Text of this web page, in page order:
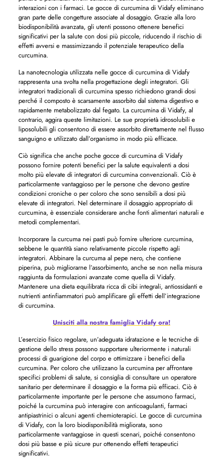
interazioni con i farmaci. Le gocce di curcumina di Vidafy eliminano
gran parte delle congetture associate al dosaggio. Grazie alla loro
biodisponibilità avanzata, gli utenti possono ottenere benefici
significativi per la salute con dosi più piccole, riducendo il rischio di
effetti avversi e massimizzando il potenziale terapeutico della
curcumina.
La nanotecnologia utilizzata nelle gocce di curcumina di Vidafy
rappresenta una svolta nella progettazione degli integratori. Gli
integratori tradizionali di curcumina spesso richiedono grandi dosi
perché il composto è scarsamente assorbito dal sistema digestivo e
rapidamente metabolizzato dal fegato. La curcumina di Vidafy, al
contrario, aggira queste limitazioni. Le sue proprietà idrosolubili e
liposolubili gli consentono di essere assorbito direttamente nel flusso
sanguigno e utilizzato dall’organismo in modo più efficace.
Ciò significa che anche poche gocce di curcumina di Vidafy
possono fornire potenti benefici per la salute equivalenti a dosi
molto più elevate di integratori di curcumina convenzionali. Ciò è
particolarmente vantaggioso per le persone che devono gestire
condizioni croniche o per coloro che sono sensibili a dosi più
elevate di integratori. Nel determinare il dosaggio appropriato di
curcumina, è essenziale considerare anche fonti alimentari naturali e
metodi complementari.
Incorporare la curcuma nei pasti può fornire ulteriore curcumina,
sebbene le quantità siano relativamente piccole rispetto agli
integratori. Abbinare la curcuma al pepe nero, che contiene
piperina, può migliorarne l’assorbimento, anche se non nella misura
raggiunta da formulazioni avanzate come quella di Vidafy.
Mantenere una dieta equilibrata ricca di cibi integrali, antiossidanti e
nutrienti antinfiammatori può amplificare gli effetti dell’integrazione
di curcumina.
Unisciti alla nostra famiglia Vidafy ora!
L’esercizio fisico regolare, un’adeguata idratazione e le tecniche di
gestione dello stress possono supportare ulteriormente i naturali
processi di guarigione del corpo e ottimizzare i benefici della
curcumina. Per coloro che utilizzano la curcumina per affrontare
specifici problemi di salute, si consiglia di consultare un operatore
sanitario per determinare il dosaggio e la forma più efficaci. Ciò è
particolarmente importante per le persone che assumono farmaci,
poiché la curcumina può interagire con anticoagulanti, farmaci
antipiastrinici o alcuni agenti chemioterapici. Le gocce di curcumina
di Vidafy, con la loro biodisponibilità migliorata, sono
particolarmente vantaggiose in questi scenari, poiché consentono
dosi più basse e più sicure pur ottenendo effetti terapeutici
significativi.